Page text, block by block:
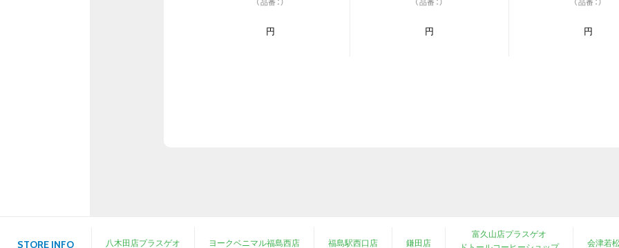
円 円 円
STORE INFO 八木田店プラスゲオ ヨークベニマル福島西店 福島駅西口店 鎌田店
富久山店プラスゲオ
会津若